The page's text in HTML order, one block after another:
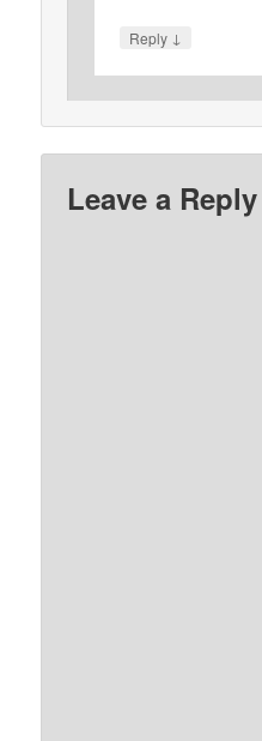
Reply ↓
Leave a Reply